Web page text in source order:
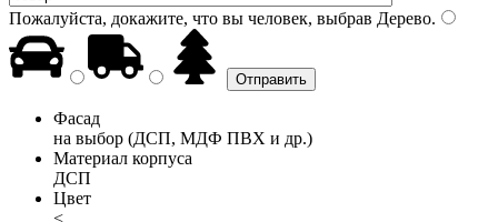
Пожалуйста, докажите, что вы человек, выбрав Дерево.
Фасад
на выбор (ДСП, МДФ ПВХ и др.)
Материал корпуса
ДСП
Цвет
<